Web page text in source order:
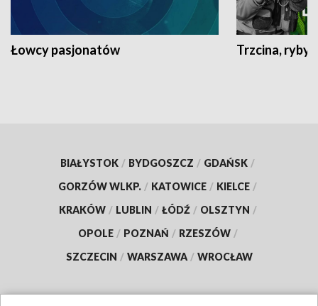
Łowcy pasjonatów Trzcina, ryby
BIAŁYSTOK / BYDGOSZCZ / GDAŃSK /
GORZÓW WLKP. / KATOWICE / KIELCE /
KRAKÓW / LUBLIN / ŁÓDŹ / OLSZTYN /
OPOLE / POZNAŃ / RZESZÓW /
SZCZECIN / WARSZAWA / WROCŁAW